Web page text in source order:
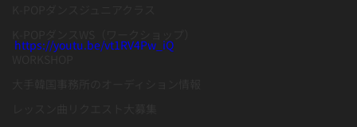
https://youtu.be/vt1RV4Pw_iQ